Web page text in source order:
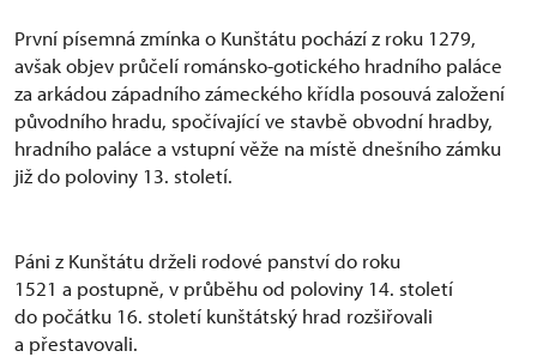
První písemná zmínka o Kunštátu pochází z roku 1279,
avšak objev průčelí románsko-gotického hradního paláce
za arkádou západního zámeckého křídla posouvá založení
původního hradu, spočívající ve stavbě obvodní hradby,
hradního paláce a vstupní věže na místě dnešního zámku
již do poloviny 13. století.
Páni z Kunštátu drželi rodové panství do roku
1521 a postupně, v průběhu od poloviny 14. století
do počátku 16. století kunštátský hrad rozšiřovali
a přestavovali.